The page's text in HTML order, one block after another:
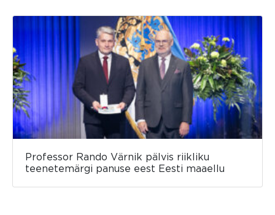
Professor Rando Värnik pälvis riikliku
teenetemärgi panuse eest Eesti maaellu